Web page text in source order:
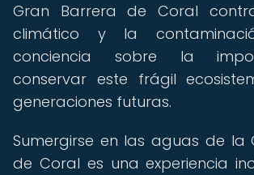
Gran Barrera de Coral
climático y la
conciencia sobre la
conservar este frágil
generaciones futuras.
Sumergirse en las aguas de la
de Coral es una experiencia